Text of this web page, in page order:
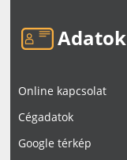
Adatok
Online kapcsolat
Cégadatok
Google térkép